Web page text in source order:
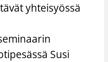
yhteisyössä
Susi